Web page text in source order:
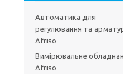
Автоматика для
регулювання та
Afriso
Вимірювальне
Afriso